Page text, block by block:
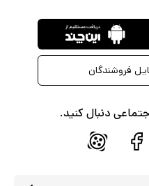
فروشندگان
دنبال کنید.